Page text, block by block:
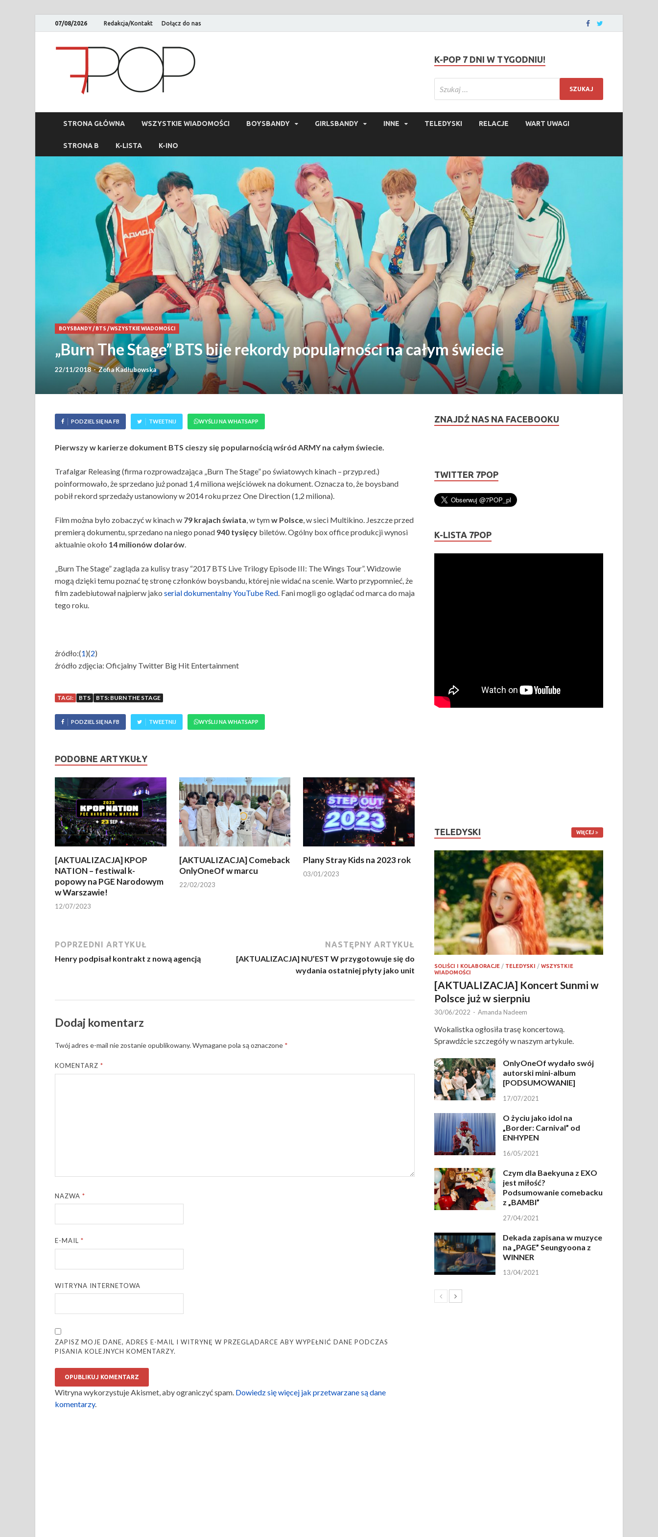
07/08/2026 Redakcja/Kontakt Dołącz do nas
K-POP 7 DNI W TYGODNIU!
STRONA GŁÓWNA WSZYSTKIE WIADOMOŚCI BOYSBANDY GIRLSBANDY INNE TELEDYSKI RELACJE WART UWAGI
STRONA B K-LISTA K-INO
BOYSBANDY/ BTS /WSZYSTKIE WIADOMOŚCI
„Burn The Stage” BTS bije rekordy popularności na całym świecie
22/11/2018-Zofia Kadłubowska
PODZIEL SIĘ NA FB TWEETNIJ WYŚLIJ NA WHATSAPP
Pierwszy w karierze dokument BTS cieszy się popularnością wśród ARMY na całym świecie.
Trafalgar Releasing (firma rozprowadzająca „Burn The Stage” po światowych kinach – przyp.red.)
poinformowało, że sprzedano już ponad 1,4 miliona wejściówek na dokument. Oznacza to, że boysband
pobił rekord sprzedaży ustanowiony w 2014 roku przez One Direction (1,2 miliona).
Film można było zobaczyć w kinach w 79 krajach świata, w tymw Polsce, w sieci Multikino. Jeszcze przed
premierą dokumentu, sprzedano na niego ponad 940 tysięcy biletów. Ogólny box office produkcji wynosi
aktualnie około 14 milionów dolarów.
„Burn The Stage” zagląda za kulisy trasy “2017 BTS Live Trilogy Episode III: The Wings Tour”. Widzowie
mogą dzięki temu poznać tę stronę członków boysbandu, której nie widać na scenie. Warto przypomnieć, że
film zadebiutował najpierw jako serial dokumentalny YouTube Red. Fani mogli go oglądać od marca do maja
tego roku.
źródło:(1)(2)
źródło zdjęcia: Oficjalny Twitter Big Hit Entertainment
TAGI: BTS BTS: BURN THE STAGE
PODZIEL SIĘ NA FB TWEETNIJ WYŚLIJ NA WHATSAPP
PODOBNE ARTYKUŁY
[AKTUALIZACJA] KPOP
NATION – festiwal k-
popowy na PGE Narodowym
w Warszawie!
12/07/2023
[AKTUALIZACJA] Comeback
OnlyOneOf w marcu
22/02/2023
Plany Stray Kids na 2023 rok
03/01/2023
POPRZEDNI ARTYKUŁ
Henry podpisał kontrakt z nową agencją
NASTĘPNY ARTYKUŁ
[AKTUALIZACJA] NU’EST W przygotowuje się do
wydania ostatniej płyty jako unit
Dodaj komentarz
Twój adres e-mail nie zostanie opublikowany.Wymagane pola są oznaczone *
KOMENTARZ*
NAZWA*
E-MAIL*
WITRYNA INTERNETOWA
ZAPISZ MOJE DANE, ADRES E-MAIL I WITRYNĘ W PRZEGLĄDARCE ABY WYPEŁNIĆ DANE PODCZAS
PISANIA KOLEJNYCH KOMENTARZY.
Witryna wykorzystuje Akismet, aby ograniczyć spam. Dowiedz się więcej jak przetwarzane są dane
komentarzy.
ZNAJDŹ NAS NA FACEBOOKU
TWITTER 7POP
K-LISTA 7POP
TELEDYSKI WIĘCEJ
SOLIŚCI I KOLABORACJE / TELEDYSKI /WSZYSTKIE
WIADOMOŚCI
[AKTUALIZACJA] Koncert Sunmi w
Polsce już w sierpniu
30/06/2022 - Amanda Nadeem
Wokalistka ogłosiła trasę koncertową.
Sprawdźcie szczegóły w naszym artykule.
OnlyOneOf wydało swój
autorski mini-album
[PODSUMOWANIE]
17/07/2021
O życiu jako idol na
„Border: Carnival” od
ENHYPEN
16/05/2021
Czym dla Baekyuna z EXO
jest miłość?
Podsumowanie comebacku
z „BAMBI”
27/04/2021
Dekada zapisana w muzyce
na „PAGE” Seungyoona z
WINNER
13/04/2021